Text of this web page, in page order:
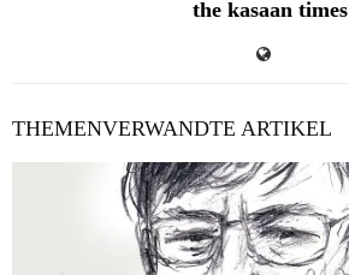
the kasaan times
THEMENVERWANDTE ARTIKEL